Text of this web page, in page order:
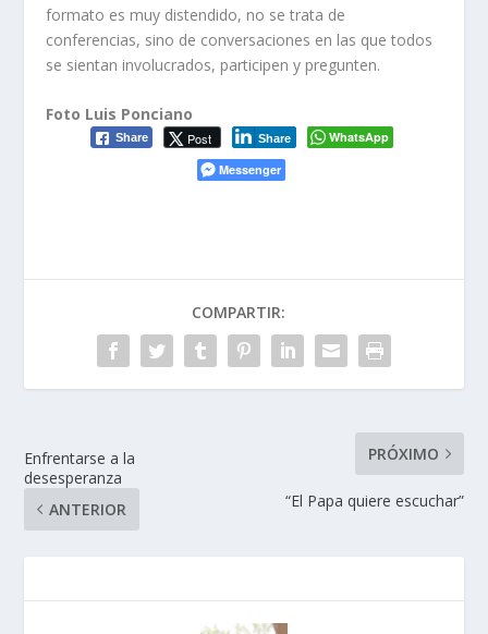
formato es muy distendido, no se trata de
conferencias, sino de conversaciones en las que todos
se sientan involucrados, participen y pregunten.
Foto Luis Ponciano
Share Post Share
WhatsApp
Messenger
COMPARTIR:
Enfrentarse a la
desesperanza
ANTERIOR
PRÓXIMO
“El Papa quiere escuchar”